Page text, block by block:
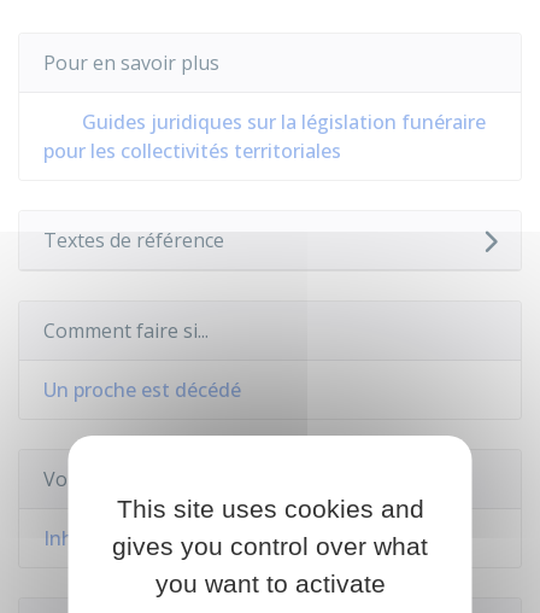
Pour en savoir plus
Guides juridiques sur la législation funéraire
pour les collectivités territoriales
Textes de référence
Comment faire si...
Un proche est décédé
Voir aussi
Inhumation (enterrement)
This site uses cookies and
gives you control over what
you want to activate